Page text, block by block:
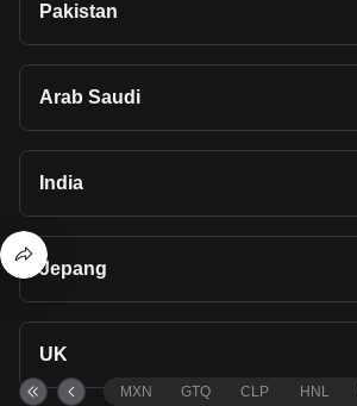
Pakistan
Arab Saudi
India
Jepang
UK
MXN GTQ CLP HNL